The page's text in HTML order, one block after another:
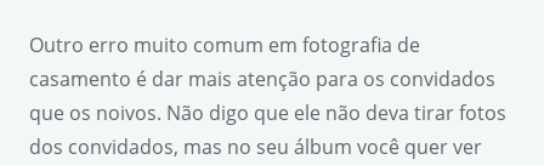
Outro erro muito comum em fotografia de
casamento é dar mais atenção para os convidados
que os noivos. Não digo que ele não deva tirar fotos
dos convidados, mas no seu álbum você quer ver